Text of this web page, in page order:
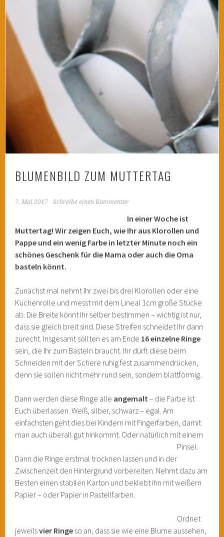
BLUMENBILD ZUM MUTTERTAG
7. Mai 2017 Schreibe einen Kommentar
In einer Woche ist
Muttertag! Wir zeigen Euch, wie Ihr aus Klorollen und
Pappe und ein wenig Farbe in letzter Minute noch ein
schönes Geschenk für die Mama oder auch die Oma
basteln könnt.
Zunächst mal nehmt Ihr zwei bis drei Klorollen oder eine
Küchenrolle und messt mit dem Lineal 1cm große Stücke
ab. Die Breite könnt Ihr selber bestimmen – wichtig ist nur,
dass sie gleich breit sind. Diese Streifen schneidet Ihr dann
zurecht. Insgesamt sollten es am Ende 16 einzelne Ringe
sein, die Ihr zum Basteln braucht. Ihr dürft diese beim
Schneiden mit der Schere ruhig fest zusammendrücken,
denn sie sollen nicht mehr rund sein, sondern blattförmig.
Dann werden diese Ringe alle angemalt – die Farbe ist
Euch überlassen. Weiß, silber, schwarz – egal. Am
einfachsten geht dies bei Kindern mit Fingerfarben, damit
man auch überall gut hinkommt. Oder natürlich mit einem
Pinsel.
Dann die Ringe erstmal trocknen lassen und in der
Zwischenzeit den Hintergrund vorbereiten. Nehmt dazu am
Besten einen stabilen Karton und beklebt ihn mit weißem
Papier – oder Papier in Pastellfarben.
Ordnet
jeweilsvier Ringe so an, dass sie wie eine Blume aussehen,